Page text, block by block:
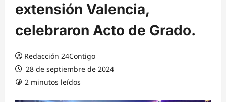
extensión Valencia,
celebraron Acto de Grado.
Redacción 24Contigo
28 de septiembre de 2024
2 minutos leídos